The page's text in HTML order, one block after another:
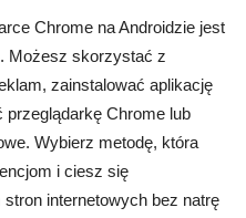
Chrome na Androidzie jest
Możesz skorzystać z
zainstalować aplikację
przeglądarkę Chrome lub
Wybierz metodę, która
i ciesz się
internetowych bez natrę